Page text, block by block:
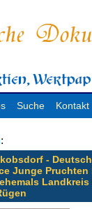
Suche Kontakt
:
-
Junge Pruchten